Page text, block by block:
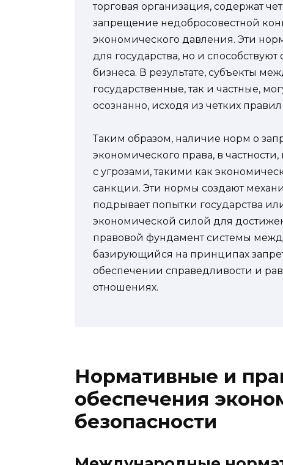
торговая организация, содержат
запрещение недобросовестной
экономического давления. Эти
для государства, но и
бизнеса. В результате, субъекты
государственные, так и частные,
осознанно, исходя из четких
Таким образом, наличие норм о
экономического права, в
с угрозами, такими как
санкции. Эти нормы создают
подрывает попытки государства
экономической силой для
правовой фундамент системы
базирующийся на принципах
обеспечении справедливости и
отношениях.
Нормативные и
обеспечения
безопасности